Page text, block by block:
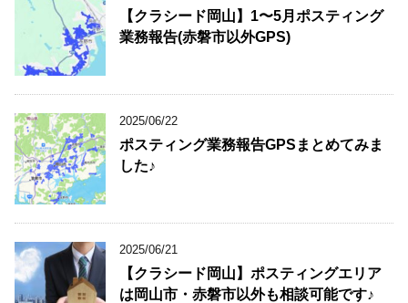
【クラシード岡山】1〜5月ポスティング
業務報告(赤磐市以外GPS)
2025/06/22
ポスティング業務報告GPSまとめてみま
した♪
2025/06/21
【クラシード岡山】ポスティングエリア
は岡山市・赤磐市以外も相談可能です♪